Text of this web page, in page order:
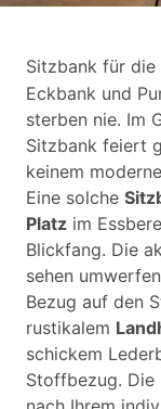
Sitzbank für die
Eckbank und
sterben nie. Im
Sitzbank feiert
keinem
Eine solche
Platz im
Blickfang. Die
sehen
Bezug auf den
rustikalem
schickem
Stoffbezug. Die